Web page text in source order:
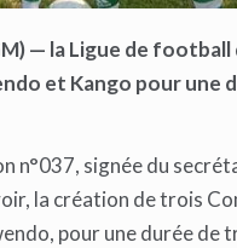
— laLigue de football
et Kango pour une
n°037, signée du
la création de trois
pour une durée de